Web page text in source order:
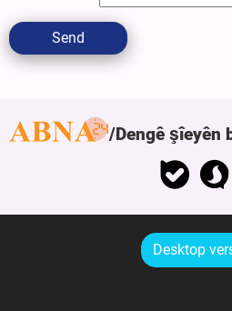
Send
Dengê şîeyên
Desktop